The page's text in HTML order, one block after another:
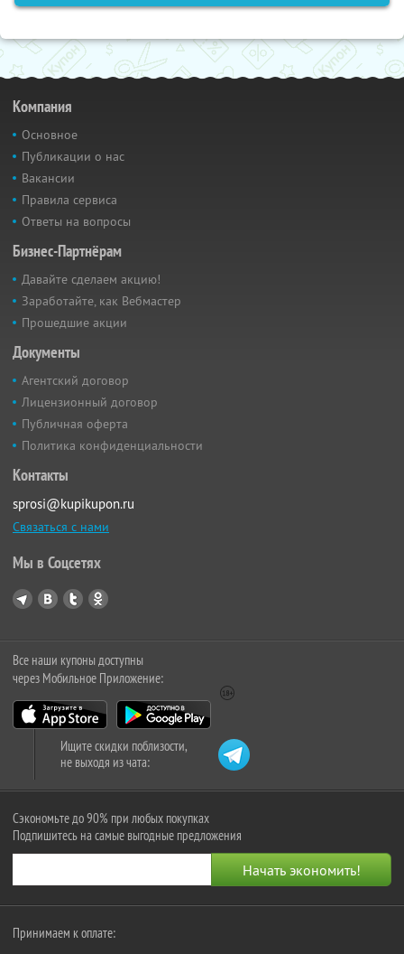
Компания
Основное
Публикации о нас
Вакансии
Правила сервиса
Ответы на вопросы
Бизнес-Партнёрам
Давайте сделаем акцию!
Заработайте, как Вебмастер
Прошедшие акции
Документы
Агентский договор
Лицензионный договор
Публичная оферта
Политика конфиденциальности
Контакты
sprosi@kupikupon.ru
Связаться с нами
Мы в Соцсетях
Все наши купоны доступны
через Мобильное Приложение:
Ищите скидки поблизости,
не выходя из чата:
Сэкономьте до 90% при любых покупках
Подпишитесь на самые выгодные предложения
Принимаем к оплате: